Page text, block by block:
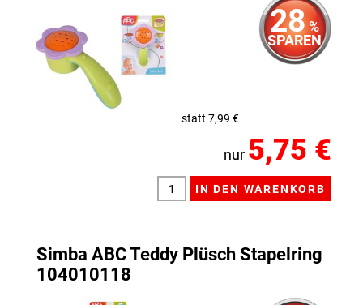
28 %
SPAREN
statt 7,99 €
nur 5,75 €
Simba ABC Teddy Plüsch Stapelring
104010118